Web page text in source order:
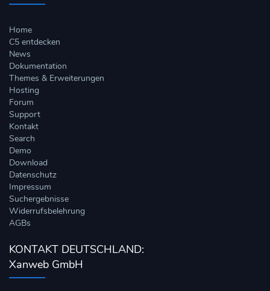
Home
C5 entdecken
News
Dokumentation
Themes & Erweiterungen
Hosting
Forum
Support
Kontakt
Search
Demo
Download
Datenschutz
Impressum
Suchergebnisse
Widerrufsbelehrung
AGBs
KONTAKT DEUTSCHLAND:
Xanweb GmbH